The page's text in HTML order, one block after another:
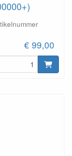
€ 99,00